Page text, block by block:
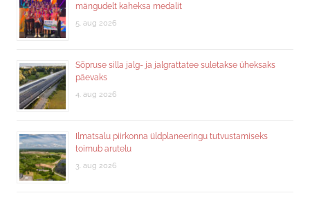
mängudelt kaheksa medalit
5. aug 2026
Sõpruse silla jalg- ja jalgrattatee suletakse üheksaks
päevaks
4. aug 2026
Ilmatsalu piirkonna üldplaneeringu tutvustamiseks
toimub arutelu
3. aug 2026